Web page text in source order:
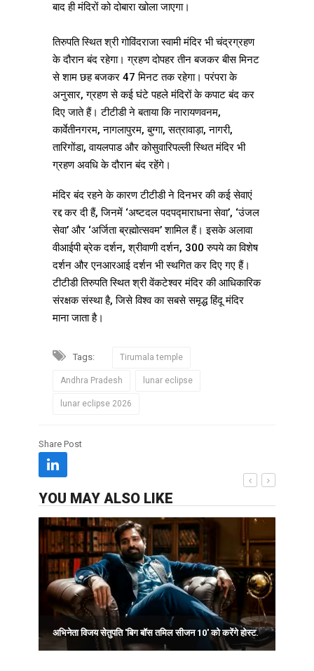
बाद ही मंदिरों को दोबारा खोला जाएगा।
तिरुपति स्थित श्री गोविंदराजा स्वामी मंदिर भी चंद्रग्रहण
के दौरान बंद रहेगा। ग्रहण दोपहर तीन बजकर बीस मिनट
से शाम छह बजकर 47 मिनट तक रहेगा। परंपरा के
अनुसार, ग्रहण से कई घंटे पहले मंदिरों के कपाट बंद कर
दिए जाते हैं। टीटीडी ने बताया कि नारायणवनम,
कार्वेतीनगरम, नागलापुरम, बुग्गा, सत्रावाड़ा, नागरी,
तारिगोंडा, वायलपाड और कोसुवारिपल्ली स्थित मंदिर भी
ग्रहण अवधि के दौरान बंद रहेंगे।
मंदिर बंद रहने के कारण टीटीडी ने दिनभर की कई सेवाएं
रद्द कर दी हैं, जिनमें ‘अष्टदल पदपद्माराधना सेवा’, ‘उंजल
सेवा’ और ‘अर्जिता ब्रह्मोत्सवम’ शामिल हैं। इसके अलावा
वीआईपी ब्रेक दर्शन, श्रीवाणी दर्शन, 300 रुपये का विशेष
दर्शन और एनआरआई दर्शन भी स्थगित कर दिए गए हैं।
टीटीडी तिरुपति स्थित श्री वेंकटेश्वर मंदिर की आधिकारिक
संरक्षक संस्था है, जिसे विश्व का सबसे समृद्ध हिंदू मंदिर
माना जाता है।
Tags: Tirumala temple
Andhra Pradesh lunar eclipse
lunar eclipse 2026
Share Post
YOU MAY ALSO LIKE
अभिनेता विजय सेतुपति 'बिग बॉस तमिल सीजन 10' को करेंगे होस्ट.